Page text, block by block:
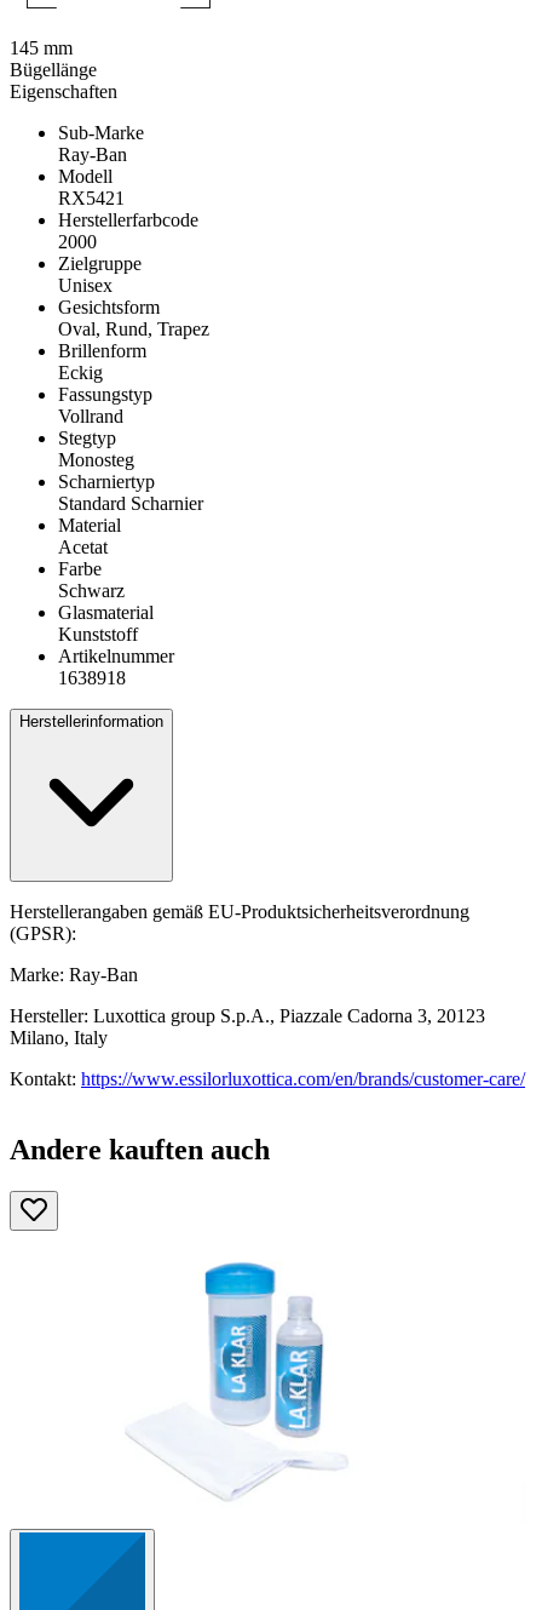
Eigenschaften
Sub-Marke
Ray-Ban
Modell
RX5421
Herstellerfarbcode
2000
Zielgruppe
Unisex
Gesichtsform
Oval, Rund, Trapez
Brillenform
Eckig
Fassungstyp
Vollrand
Stegtyp
Monosteg
Scharniertyp
Standard Scharnier
Material
Acetat
Farbe
Schwarz
Glasmaterial
Kunststoff
Artikelnummer
1638918
Herstellerinformation
Herstellerangaben gemäß EU-Produktsicherheitsverordnung
(GPSR):
Marke: Ray-Ban
Hersteller: Luxottica group S.p.A., Piazzale Cadorna 3, 20123
Milano, Italy
Kontakt: https://www.essilorluxottica.com/en/brands/customer-care/
145 mm
Bügellänge
Andere kauften auch